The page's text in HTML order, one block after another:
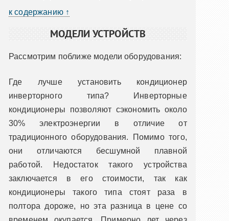
к содержанию ↑
МОДЕЛИ УСТРОЙСТВ
Рассмотрим поближе модели оборудования:
Где лучше установить кондиционер
инверторного типа? Инверторные
кондиционеры позволяют сэкономить около
30% электроэнергии в отличие от
традиционного оборудования. Помимо того,
они отличаются бесшумной плавной
работой. Недостаток такого устройства
заключается в его стоимости, так как
кондиционеры такого типа стоят раза в
полтора дороже, но эта разница в цене со